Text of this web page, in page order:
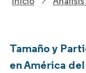
Tamaño y
en América